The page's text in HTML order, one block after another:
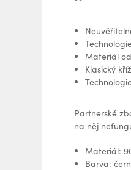
Materiál
Klasický
Partnerské
na něj
Materiál:
Barva: